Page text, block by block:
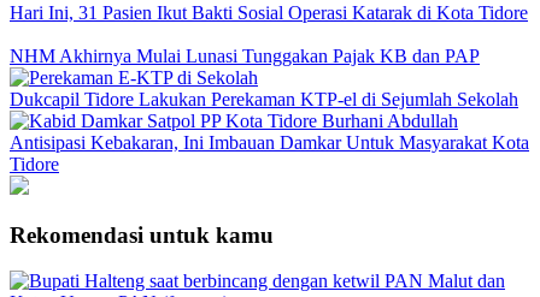
Hari Ini, 31 Pasien Ikut Bakti Sosial Operasi Katarak di Kota Tidore
NHM Akhirnya Mulai Lunasi Tunggakan Pajak KB dan PAP
Dukcapil Tidore Lakukan Perekaman KTP-el di Sejumlah Sekolah
Antisipasi Kebakaran, Ini Imbauan Damkar Untuk Masyarakat Kota
Tidore
Rekomendasi untuk kamu